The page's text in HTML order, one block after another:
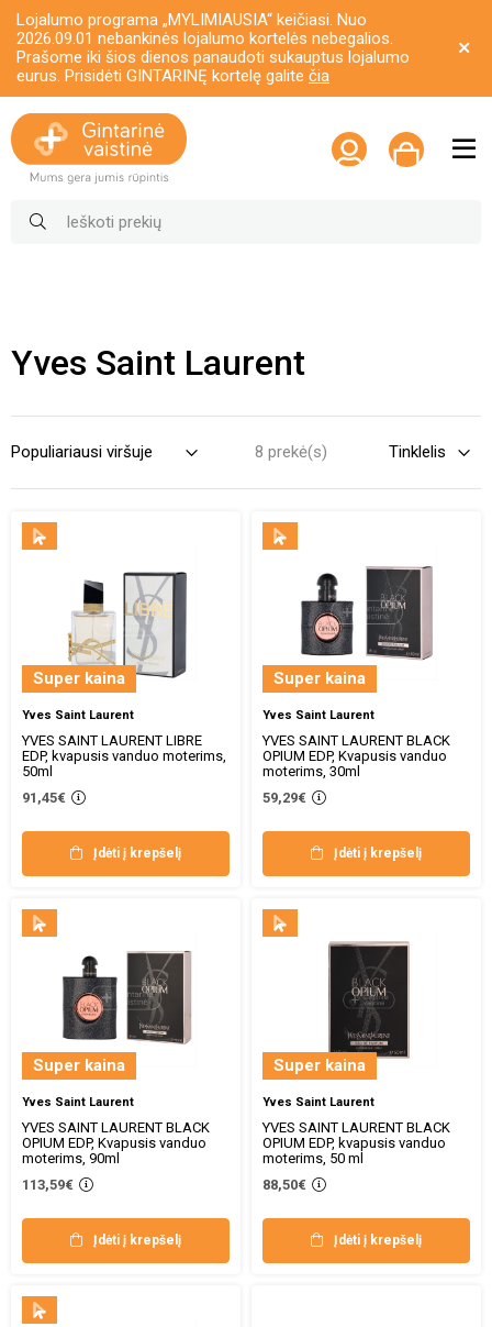
Lojalumo programa „MYLIMIAUSIA“ keičiasi. Nuo
2026.09.01 nebankinės lojalumo kortelės nebegalios.
Prašome iki šios dienos panaudoti sukauptus lojalumo
eurus. Prisidėti GINTARINĘ kortelę galite čia
Yves Saint Laurent
8 prekė(s)
Super kaina
Yves Saint Laurent
YVES SAINT LAURENT LIBRE
EDP, kvapusis vanduo moterims,
50ml
91,45€
Įdėti į krepšelį
Super kaina
Yves Saint Laurent
YVES SAINT LAURENT BLACK
OPIUM EDP, Kvapusis vanduo
moterims, 30ml
59,29€
Įdėti į krepšelį
Super kaina
Yves Saint Laurent
YVES SAINT LAURENT BLACK
OPIUM EDP, Kvapusis vanduo
moterims, 90ml
113,59€
Įdėti į krepšelį
Super kaina
Yves Saint Laurent
YVES SAINT LAURENT BLACK
OPIUM EDP, kvapusis vanduo
moterims, 50 ml
88,50€
Įdėti į krepšelį